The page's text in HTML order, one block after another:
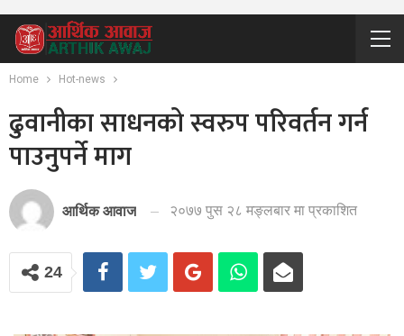
Home Hot-news
ढुवानीका साधनको स्वरुप परिवर्तन गर्न
पाउनुपर्ने माग
आर्थिक आवाज २०७७ पुस २८ मङ्लबार मा प्रकाशित
24